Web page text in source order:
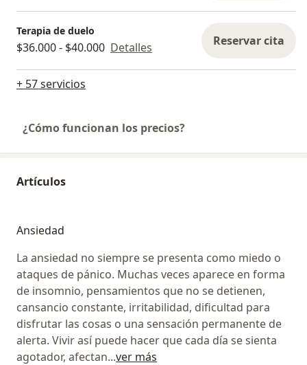
Terapia de duelo
$36.000 - $40.000 Detalles Reservar cita
+ 57 servicios
¿Cómo funcionan los precios?
Artículos
Ansiedad
La ansiedad no siempre se presenta como miedo o
ataques de pánico. Muchas veces aparece en forma
de insomnio, pensamientos que no se detienen,
cansancio constante, irritabilidad, dificultad para
disfrutar las cosas o una sensación permanente de
alerta. Vivir así puede hacer que cada día se sienta
agotador, afectan...ver más